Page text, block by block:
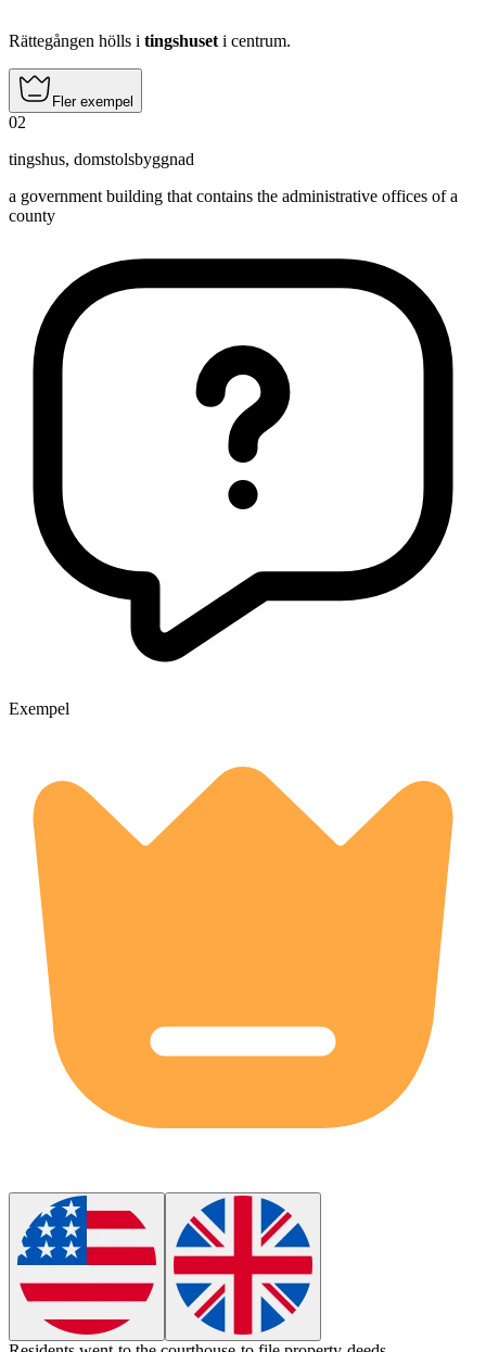
Rättegången hölls i tingshuset i centrum.
Fler exempel
02
tingshus, domstolsbyggnad
a government building that contains the administrative offices of a
county
Exempel